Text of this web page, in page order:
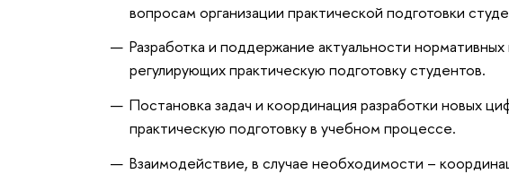
вопросам организации практической подготовки
Разработка и поддержание актуальности
регулирующих практическую подготовку студентов.
Постановка задач и координация разработки новых
практическую подготовку в учебном процессе.
Взаимодействие, в случае необходимости –